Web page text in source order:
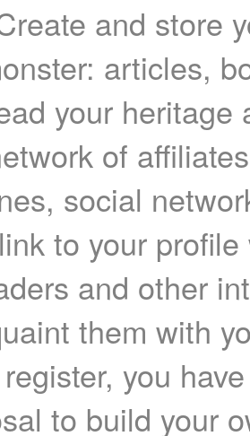
and store
articles,
your heritage
of
social
to your
and other
them with
you
to build your